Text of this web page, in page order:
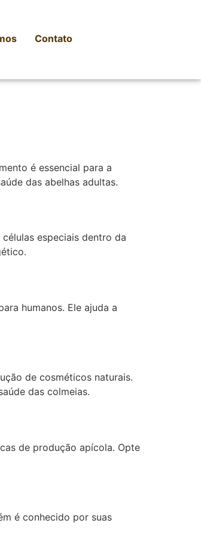
Contato
é essencial para a
das abelhas adultas.
especiais dentro da
humanos. Ele ajuda a
de cosméticos naturais.
das colmeias.
de produção apícola. Opte
é conhecido por suas